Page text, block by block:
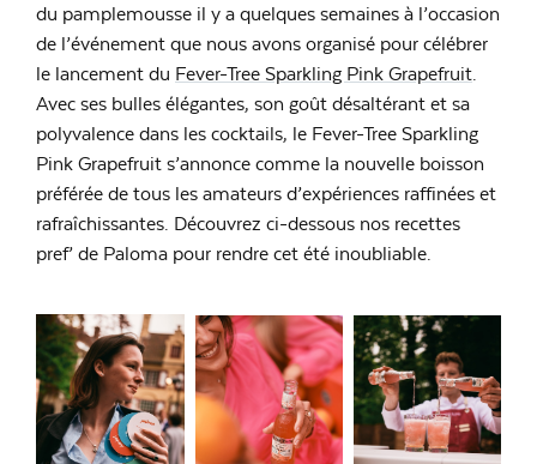
du pamplemousse il y a quelques semaines à l’occasion
de l’événement que nous avons organisé pour célébrer
le lancement du Fever-Tree Sparkling Pink Grapefruit
Avec ses bulles élégantes, son goût désaltérant et sa
polyvalence dans les cocktails, le Fever-Tree Sparkling
Pink Grapefruit s’annonce comme la nouvelle boisson
préférée de tous les amateurs d’expériences raffinées et
rafraîchissantes. Découvrez ci-dessous nos recettes
pref’ de Paloma pour rendre cet été inoubliable.